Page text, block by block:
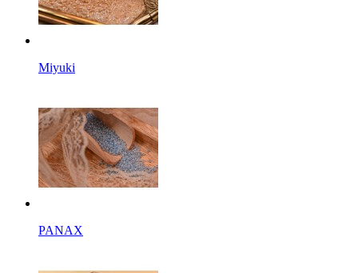
Miyuki
PANAX